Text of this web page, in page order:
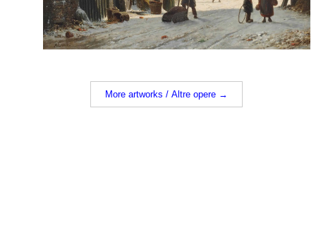
More artworks / Altre opere →